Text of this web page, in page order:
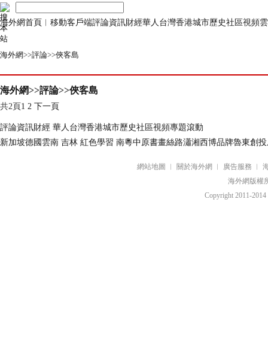
海外網首頁 移動客戶端評論資訊財經華人 台灣香港城市歷史社區視頻
海外網>>評論>>俠客島
海外網>>評論>>俠客島
共2頁 1 2 下一頁
評論資訊財經 華人 台灣香港城市歷史社區視頻專題滾動
新加坡德國 雲南 吉林 紅色學習 南粵中原書畫絲路瀟湘西博品牌魯東創投
網站地圖 ︱ 關於海外網 ︱ 廣告服務 ︱
海外網版權
Copyright 2011-